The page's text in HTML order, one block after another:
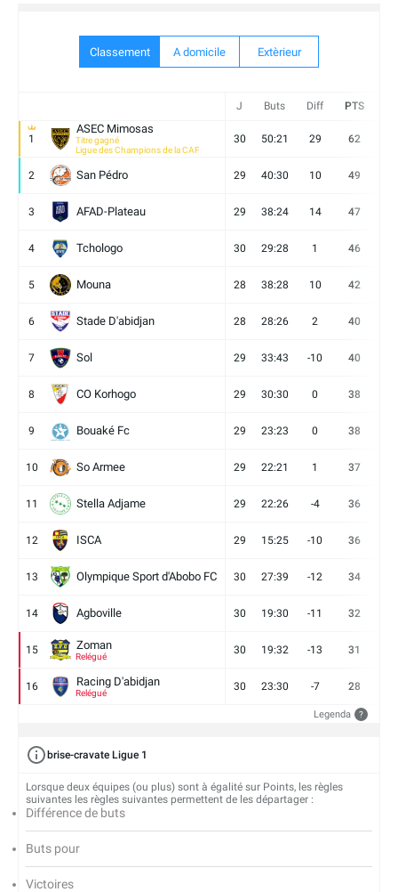
Classement A domicile Extèrieur
J Buts Diff PTS
1
ASEC Mimosas
Titre gagné
Ligue des Champions de la CAF
30 50:21 29 62
2 San Pédro 29 40:30 10 49
3 AFAD-Plateau 29 38:24 14 47
4 Tchologo 30 29:28 1 46
5 Mouna 28 38:28 10 42
6 Stade D'abidjan 28 28:26 2 40
7 Sol 29 33:43 -10 40
8 CO Korhogo 29 30:30 0 38
9 Bouaké Fc 29 23:23 0 38
10 So Armee 29 22:21 1 37
11 Stella Adjame 29 22:26 -4 36
12 ISCA 29 15:25 -10 36
13 Olympique Sport d'Abobo FC 30 27:39 -12 34
14 Agboville 30 19:30 -11 32
15 Zoman
Relégué
30 19:32 -13 31
16 Racing D'abidjan
Relégué
30 23:30 -7 28
Legenda ?
brise-cravate Ligue 1
Lorsque deux équipes (ou plus) sont à égalité sur Points, les règles
suivantes les règles suivantes permettent de les départager :
Différence de buts
Buts pour
Victoires